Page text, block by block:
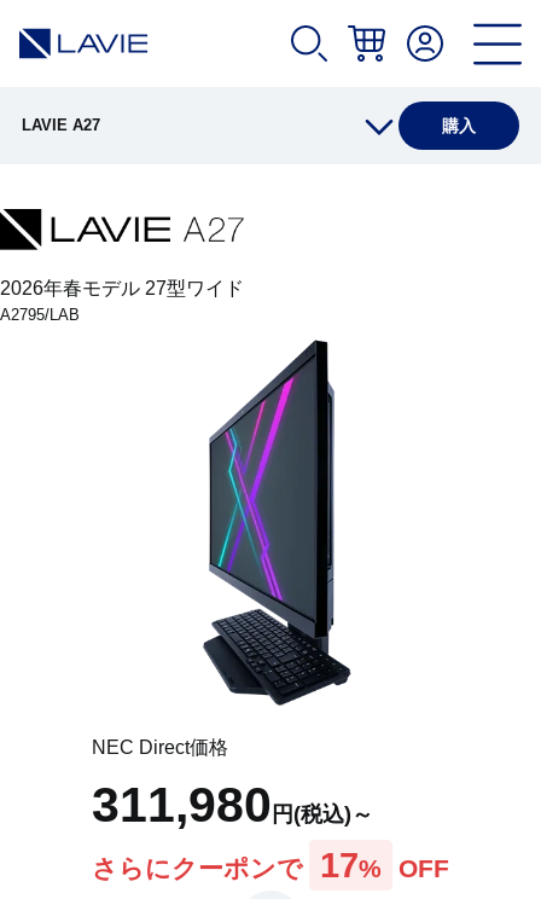
LAVIE A27 購入
製品情報
仕様(店頭販売モデル)
アプリ(店頭販売モデル)
アプリ(Web限定モデル)
2026年春モデル 27型ワイド
A2795/LAB
NEC Direct価格
311,980円(税込)～
さらにクーポンで 17% OFF